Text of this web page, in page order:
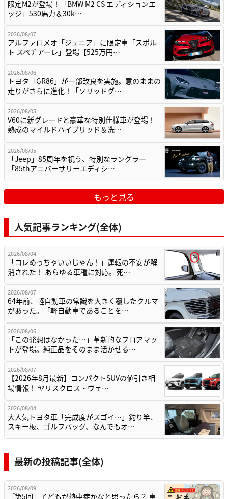
限定M2が登場！「BMW M2 CS エディションエ
ッジ」530馬力＆30k…
2026/08/07
アルファロメオ「ジュニア」に限定車「スポル
ト スペチアーレ」登場【525万円…
2026/08/06
トヨタ「GR86」が一部改良を実施。意のままの
走りがさらに進化！「ソリッドグ…
2026/08/05
V60に新グレードと豪華な特別仕様車が登場！
熟成のマイルドハイブリッド＆洗…
2026/08/05
「Jeep」85周年を祝う、特別なラングラー
「85thアニバーサリーエディシ…
もっと見る
人気記事ランキング(全体)
2026/08/04
「コレめっちゃいいじゃん！」運転の不安が解
消された！ あらゆる車種に対応。死…
2026/08/07
64年前、軽自動車の常識を大きく覆したクルマ
があった。「軽自動車であることを…
2026/08/06
「この発想はなかった…」革新的なフロアマッ
トが登場。純正品をそのまま活かせる…
2026/08/07
【2026年8月最新】コンパクトSUVの値引き相
場情報！ ヤリスクロス・ヴェ…
2026/08/04
大人気トヨタ車「完成度がスゴイ…」釣り竿、
スキー板、ゴルフバッグ、なんでもオ…
最新の投稿記事(全体)
2026/08/09
［第5回］子どもが熱中症かなと思ったら？ 車